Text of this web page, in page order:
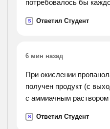
потребовалось бы
требуется на 5 часов
S Ответил Студент
6 мин назад
При окислении
получен продукт (с
с аммиачным раствором
S Ответил Студент